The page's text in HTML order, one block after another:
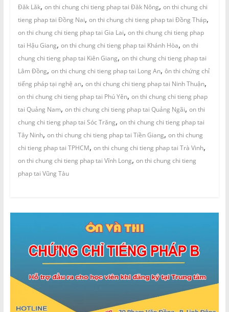
Đăk Lăk, on thi chung chi tieng phap tai Đăk Nông, on thi chung chi
tieng phap tai Đồng Nai, on thi chung chi tieng phap tai Đồng Tháp,
on thi chung chi tieng phap tai Gia Lai, on thi chung chi tieng phap
tai Hậu Giang, on thi chung chi tieng phap tai Khánh Hòa, on thi
chung chi tieng phap tai Kiên Giang, on thi chung chi tieng phap tai
Lâm Đồng, on thi chung chi tieng phap tai Long An, ôn thi chứng chỉ
tiếng pháp tại nghệ an, on thi chung chi tieng phap tai Ninh Thuận,
on thi chung chi tieng phap tai Phú Yên, on thi chung chi tieng phap
tai Quảng Nam, on thi chung chi tieng phap tai Quảng Ngãi, on thi
chung chi tieng phap tai Sóc Trăng, on thi chung chi tieng phap tai
Tây Ninh, on thi chung chi tieng phap tai Tiền Giang, on thi chung
chi tieng phap tai TPHCM, on thi chung chi tieng phap tai Trà Vinh,
on thi chung chi tieng phap tai Vĩnh Long, on thi chung chi tieng
phap tai Vũng Tàu